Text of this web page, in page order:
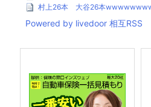
村上26本 大谷26本
Powered by livedoor 相互RSS